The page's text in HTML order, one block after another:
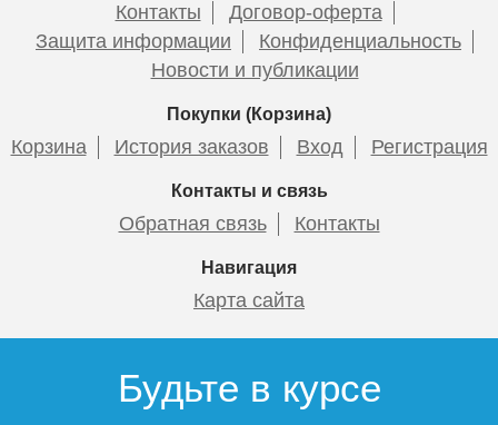
Контакты
Договор-оферта
Защита информации
Конфиденциальность
Новости и публикации
Покупки (Корзина)
Корзина История заказов Вход Регистрация
Контакты и связь
Обратная связь Контакты
Навигация
Карта сайта
Будьте в курсе